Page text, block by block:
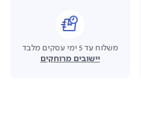
משלוח עד 5 ימי עסקים מלבד
יישובים מרוחקים